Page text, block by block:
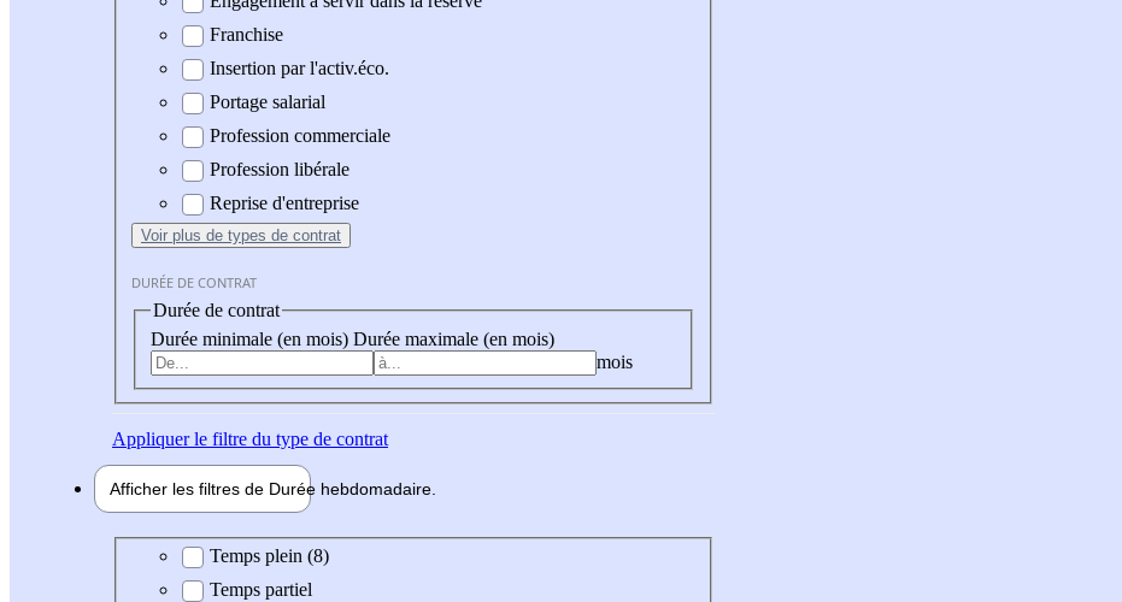
Franchise
Insertion par l'activ.éco.
Portage salarial
Profession commerciale
Profession libérale
Reprise d'entreprise
Voir plus de types de contrat
DURÉE DE CONTRAT
Durée de contrat
Durée minimale (en mois) Durée maximale (en mois)
mois
Appliquerle filtre du type de contrat
Afficher les filtres de Durée hebdomadaire
Durée hebdomadaire
Temps plein (8)
Temps partiel